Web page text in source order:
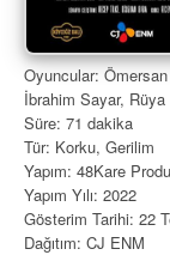
Oyuncular:
İbrahim Sayar,
Süre: 71 dakika
Tür: Korku, Gerilim
Yapım: 48Kare
Yapım Yılı: 2022
Gösterim Tarihi: 22
Dağıtım: CJ ENM